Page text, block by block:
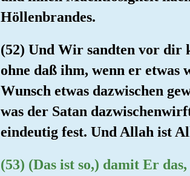
Höllenbrandes.
(52) Und Wir sandten vor dir
ohne daß ihm, wenn er etwas
Wunsch etwas dazwischen
was der Satan
eindeutig fest. Und Allah ist
(53) (Das ist so,) damit Er